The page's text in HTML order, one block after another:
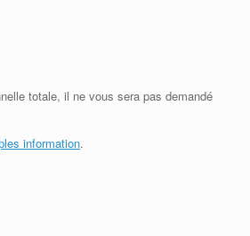
totale, il ne vous sera pas demandé
information.